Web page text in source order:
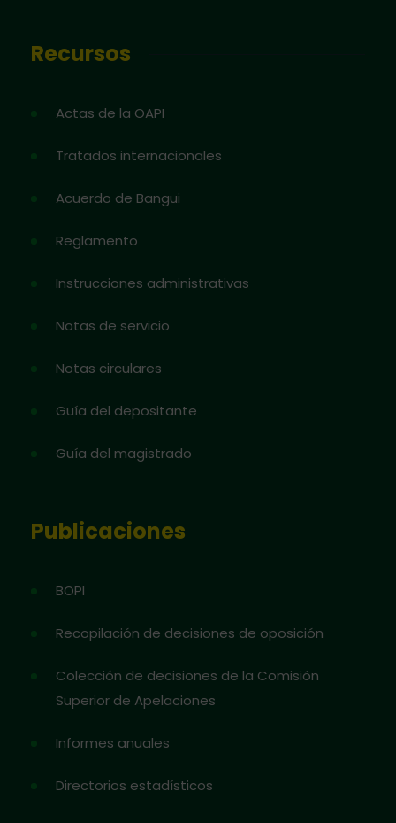
Recursos
Actas de la OAPI
Tratados internacionales
Acuerdo de Bangui
Reglamento
Instrucciones administrativas
Notas de servicio
Notas circulares
Guía del depositante
Guía del magistrado
Publicaciones
BOPI
Recopilación de decisiones de oposición
Colección de decisiones de la Comisión
Superior de Apelaciones
Informes anuales
Directorios estadísticos